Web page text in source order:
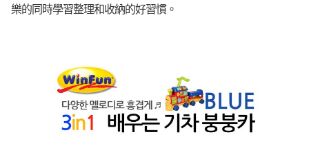
樂的同時學習整理和收納的好習慣。